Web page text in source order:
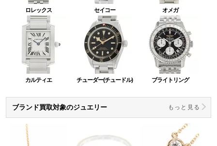
ロレックス セイコー オメガ
カルティエ チューダー(チュードル) ブライトリング
ブランド買取対象のジュエリー もっと見る